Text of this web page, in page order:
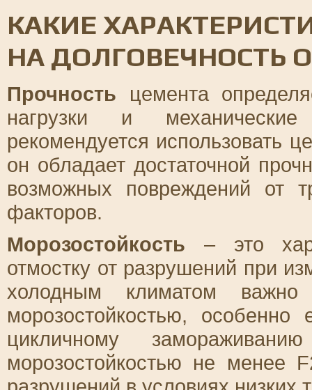
КАКИЕ
НА ДОЛГОВЕЧНОСТЬ
Прочность цемента
нагрузки и
рекомендуется использовать
он обладает достаточной
возможных повреждений от
факторов.
Морозостойкость – это
отмостку от разрушений при
холодным климатом
морозостойкостью,
цикличному
морозостойкостью не менее